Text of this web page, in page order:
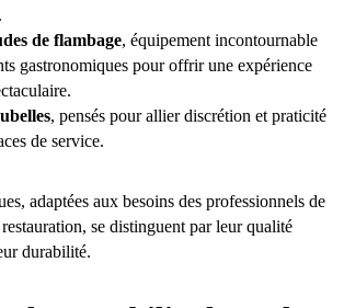
de flambage, équipement incontournable
gastronomiques pour offrir une expérience
, pensés pour allier discrétion et praticité
de service.
adaptées aux besoins des professionnels de
se distinguent par leur qualité
durabilité.